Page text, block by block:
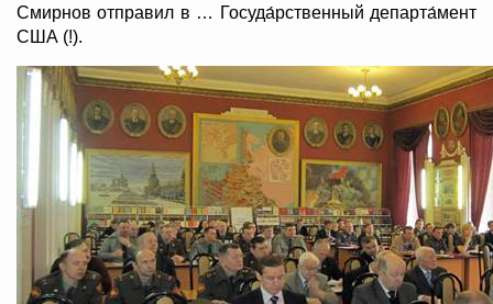
Смирнов отправил в … Госуда́рственный департа́мент
США (!).